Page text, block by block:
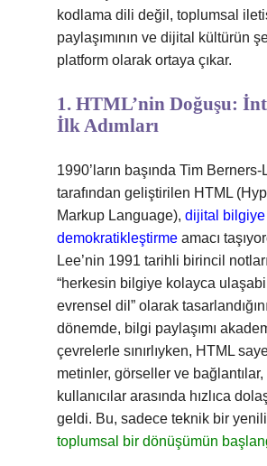
kodlama dili değil, toplumsal
paylaşımının ve dijital kültürün
platform olarak ortaya çıkar.
1. HTML’nin Doğuşu:
İlk Adımları
1990’ların başında Tim Berners-
tarafından geliştirilen HTML
Markup Language), dijital
demokratikleştirme amacı
Lee’nin 1991 tarihli birincil
“herkesin bilgiye kolayca
evrensel dil” olarak
dönemde, bilgi paylaşımı
çevrelerle sınırlıyken, HTML
metinler, görseller ve bağlantılar,
kullanıcılar arasında hızlıca
geldi. Bu, sadece teknik bir
toplumsal bir dönüşümün